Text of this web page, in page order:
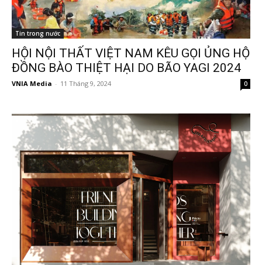
Tin trong nước
HỘI NỘI THẤT VIỆT NAM KÊU GỌI ỦNG HỘ
ĐỒNG BÀO THIỆT HẠI DO BÃO YAGI 2024
VNIA Media - 11 Tháng 9, 2024 0